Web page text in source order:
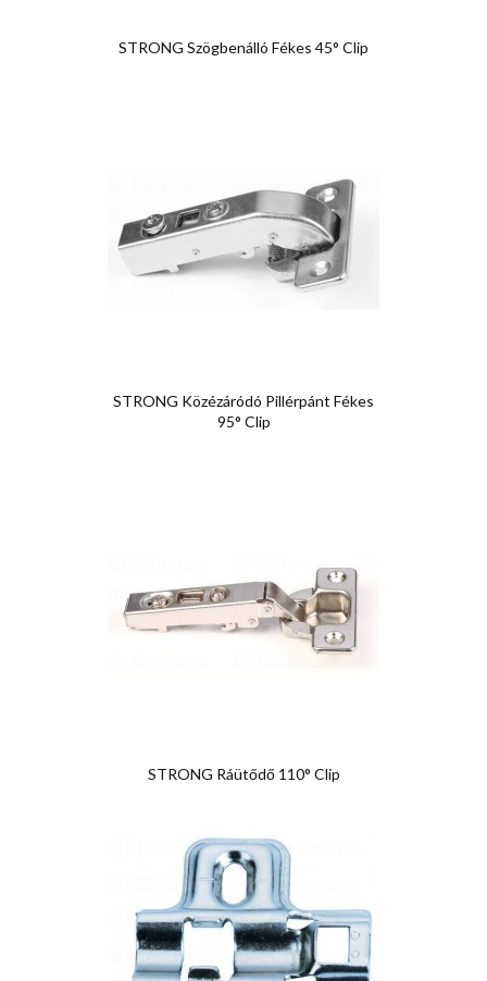
STRONG Szögbenálló Fékes 45° Clip
STRONG Közézáródó Pillérpánt Fékes
95° Clip
STRONG Ráütődő 110° Clip